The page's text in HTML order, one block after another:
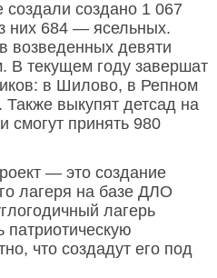
создано 1 067
них 684 — ясельных.
возведенных девяти
В текущем году завершат
в Шилово, в Репном
выкупят детсад на
смогут принять 980
— это создание
лагеря на базе ДЛО
лагерь
патриотическую
что создадут его под